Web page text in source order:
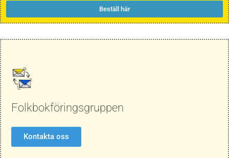
Beställ här
Folkbokföringsgruppen
Kontakta oss